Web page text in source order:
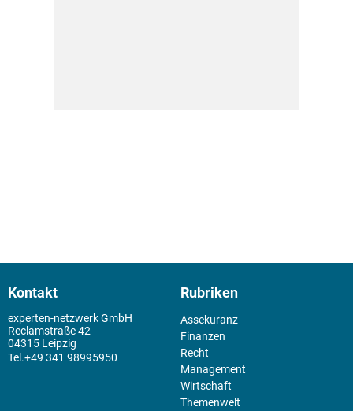
Kontakt
experten-netzwerk GmbH
Reclamstraße 42
04315 Leipzig
+49 341 98995950
Rubriken
Assekuranz
Finanzen
Recht
Management
Wirtschaft
Themenwelt